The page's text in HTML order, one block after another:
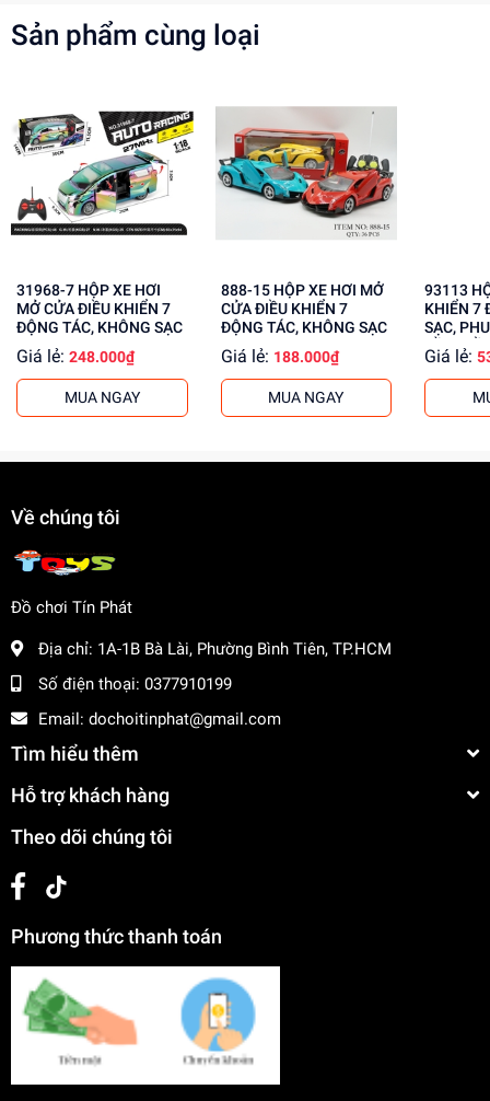
Bước 1: Lắp pin vào xe và điều khiển từ xa
Bước 2: Xoay cần gạt để điều khiển xe
Lợi Ích Phát Triển
Phát triển tư duy và sáng tạo
Rèn luyện kỹ năng phối hợp tay mắt
Tăng cường khả năng quan sát và phản xạ
cho khách buôn. Liên hệ ngay để có thông tin chi tiết!
Sản phẩm cùng loại
31968-7 HỘP XE HƠI
MỞ CỬA ĐIỀU KHIỂN 7
ĐỘNG TÁC, KHÔNG SẠC
Giá lẻ: 248.000₫
MUA NGAY
888-15 HỘP XE HƠI MỞ
CỬA ĐIỀU KHIỂN 7
ĐỘNG TÁC, KHÔNG SẠC
Giá lẻ: 188.000₫
MUA NGAY
93113 HỘP XE ĐUA ĐIỀU
KHIỂN 7
SẠC,
CẦM
Giá lẻ:
Về chúng tôi
Đồ chơi Tín Phát
Địa chỉ: 1A-1B Bà Lài, Phường Bình Tiên, TP.HCM
Số điện thoại: 0377910199
Email: dochoitinphat@gmail.com
Tìm hiểu thêm
Hỗ trợ khách hàng
Theo dõi chúng tôi
Phương thức thanh toán